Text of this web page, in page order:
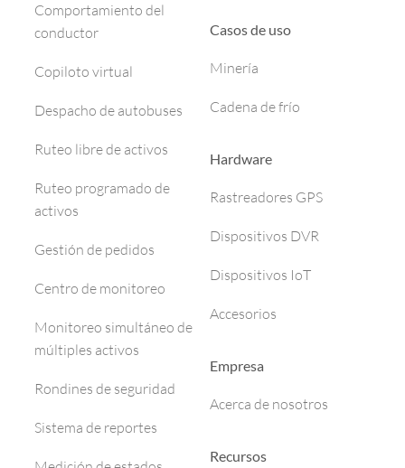
Comportamiento del
conductor
Copiloto virtual
Despacho de autobuses
Ruteo libre de activos
Ruteo programado de
activos
Gestión de pedidos
Centro de monitoreo
Monitoreo simultáneo de
múltiples activos
Rondines de seguridad
Sistema de reportes
Casos de uso
Minería
Cadena de frío
Hardware
Rastreadores GPS
Dispositivos DVR
Dispositivos IoT
Accesorios
Empresa
Acerca de nosotros
Recursos